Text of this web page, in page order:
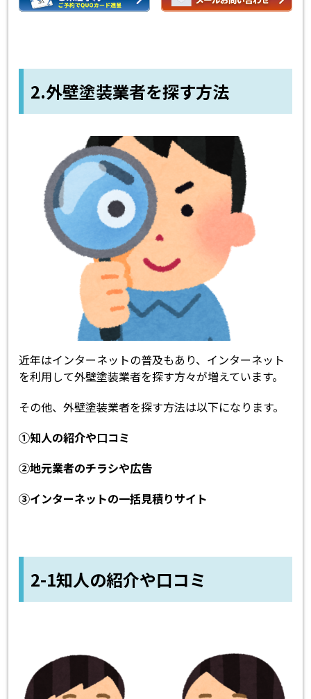
2.外壁塗装業者を探す方法
近年はインターネットの普及もあり、インターネット
を利用して外壁塗装業者を探す方々が増えています。
その他、外壁塗装業者を探す方法は以下になります。
①知人の紹介や口コミ
②地元業者のチラシや広告
③インターネットの一括見積りサイト
2-1知人の紹介や口コミ